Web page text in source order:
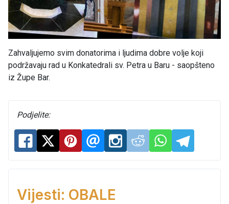
Zahvaljujemo svim donatorima i ljudima dobre volje koji
podržavaju rad u Konkatedrali sv. Petra u Baru - saopšteno
iz Župe Bar.
Podjelite:
Vijesti: OBALE